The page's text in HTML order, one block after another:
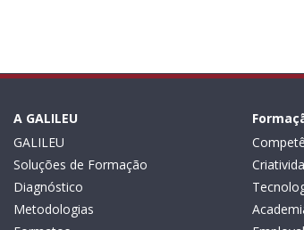
A GALILEU
GALILEU
Soluções de Formação
Diagnóstico
Metodologias